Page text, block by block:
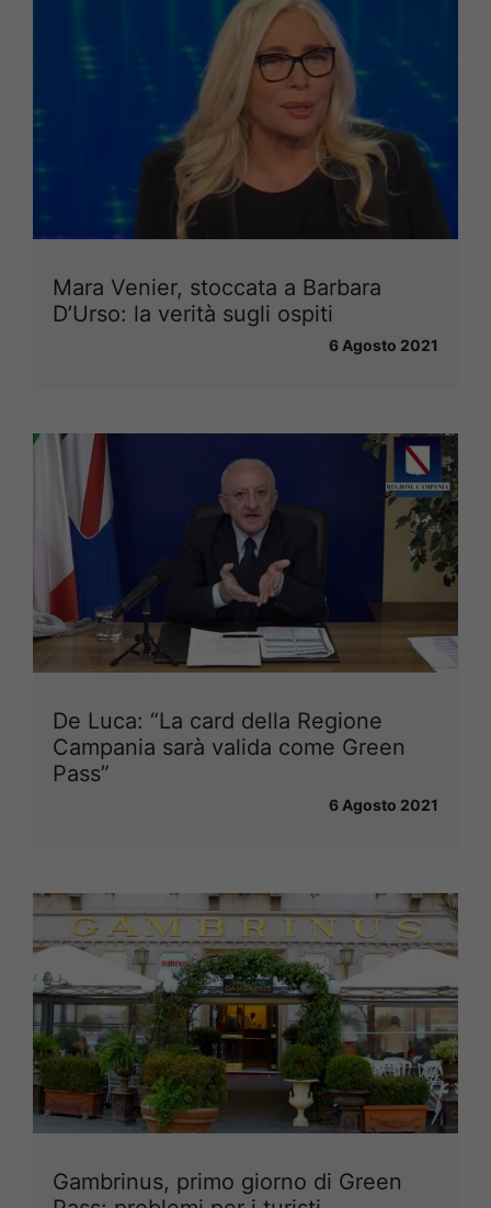
Mara Venier, stoccata a Barbara
D’Urso: la verità sugli ospiti
6 Agosto 2021
De Luca: “La card della Regione
Campania sarà valida come Green
Pass”
6 Agosto 2021
Gambrinus, primo giorno di Green